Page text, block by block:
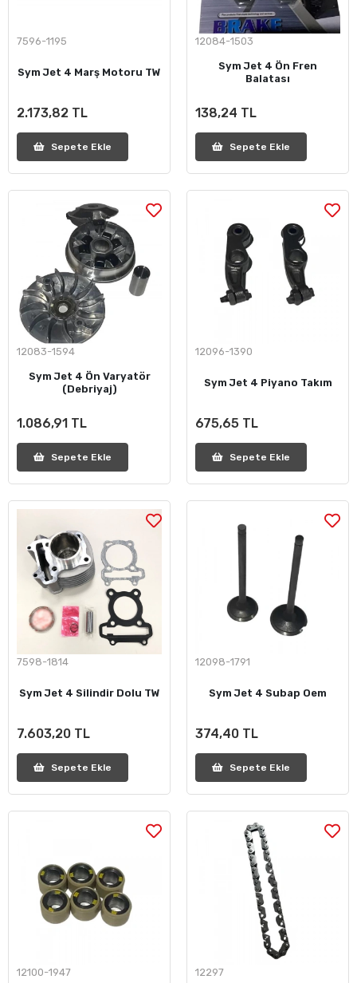
7596-1195
Sym Jet 4 Marş Motoru TW
2.173,82 TL
Sepete Ekle
12084-1503
Sym Jet 4 Ön Fren
Balatası
138,24 TL
Sepete Ekle
12083-1594
Sym Jet 4 Ön Varyatör
(Debriyaj)
1.086,91 TL
Sepete Ekle
12096-1390
Sym Jet 4 Piyano Takım
675,65 TL
Sepete Ekle
7598-1814
Sym Jet 4 Silindir Dolu TW
7.603,20 TL
Sepete Ekle
12098-1791
Sym Jet 4 Subap Oem
374,40 TL
Sepete Ekle
12100-1947 12297